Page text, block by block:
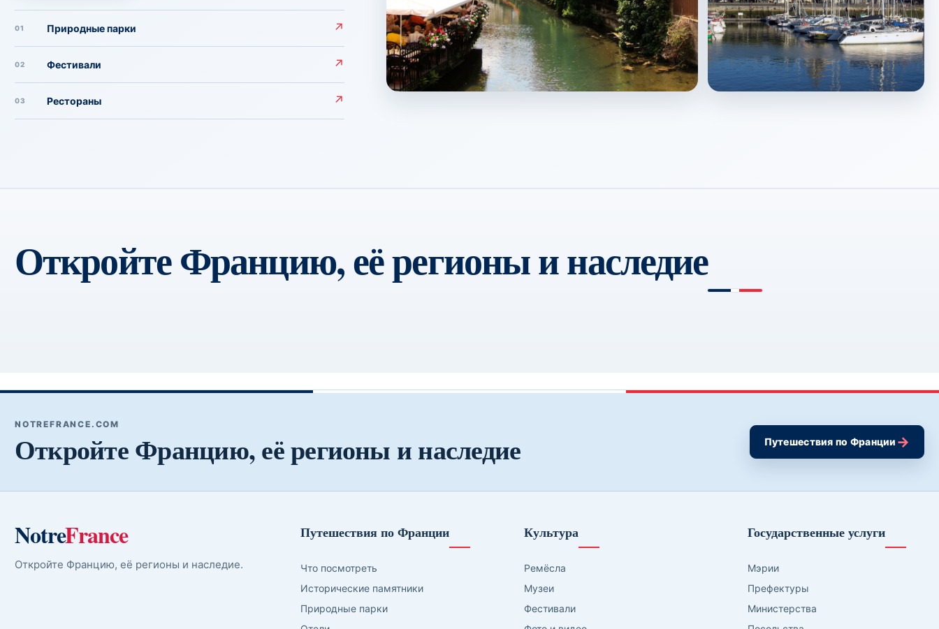
01 Природные парки ↗
02 Фестивали ↗
03 Рестораны ↗
Откройте Францию, её регионы и наследие
NOTREFRANCE.COM
Откройте Францию, её регионы и наследие Путешествия по Франции →
NotreFrance
Откройте Францию, её регионы и наследие.
Путешествия по Франции
Что посмотреть
Исторические памятники
Природные парки
Культура
Ремёсла
Музеи
Фестивали
Государственные услуги
Мэрии
Префектуры
Министерства